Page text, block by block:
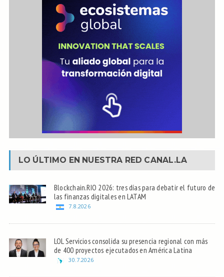
LO ÚLTIMO EN NUESTRA RED CANAL.LA
Blockchain.RIO 2026: tres días para debatir el futuro de
las finanzas digitales en LATAM
7.8.2026
LOL Servicios consolida su presencia regional con más
de 400 proyectos ejecutados en América Latina
30.7.2026